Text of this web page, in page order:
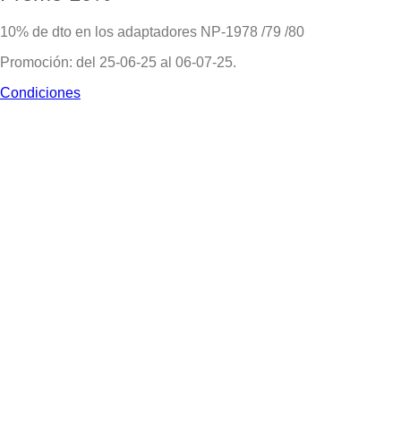
10% de dto en los adaptadores NP-1978 /79 /80
Promoción: del 25-06-25 al 06-07-25.
Condiciones